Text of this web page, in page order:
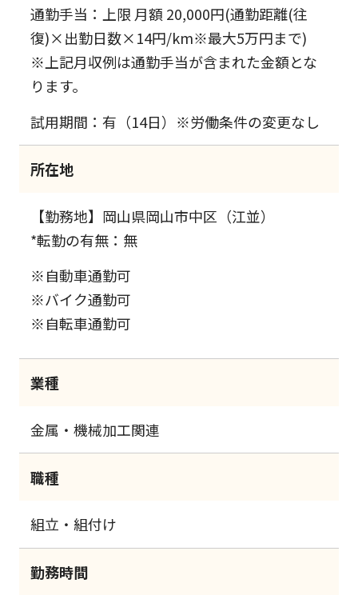
通勤手当：上限 月額 20,000円(通勤距離(往
復)×出勤日数×14円/km※最大5万円まで)
※上記月収例は通勤手当が含まれた金額とな
ります。
試用期間：有（14日）※労働条件の変更なし
所在地
【勤務地】岡山県岡山市中区（江並）
*転勤の有無：無
※自動車通勤可
※バイク通勤可
※自転車通勤可
業種
金属・機械加工関連
職種
組立・組付け
勤務時間